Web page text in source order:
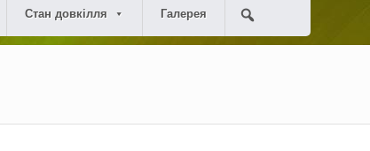
Стан довкілля Галерея